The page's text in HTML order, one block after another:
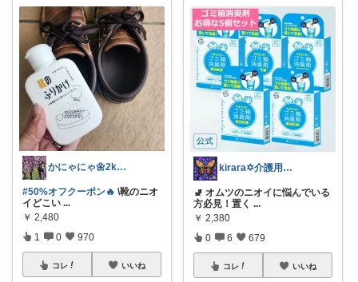
かにゃにゃ🌼2kids mama
#50%オフクーポン🔥 \靴のニオ
イどこい ...
￥ 2,480
1 0 970
コレ いいね
kirara✡介護用品🌈
🚽 オムツのニオイに悩んでいる
方必見！置く ...
￥ 2,380
0 6 679
コレ いいね